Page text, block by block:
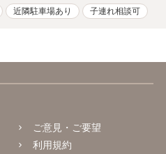
近隣駐車場あり 子連れ相談可
ご意見・ご要望
利用規約